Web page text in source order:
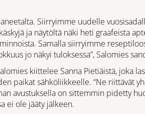
Siirryimme uudelle
ja näytöltä näki heti graafeista
Samalla siirryimme
jo näkyi tuloksessa”, Salomies
kiittelee Sanna Pietiäistä, joka
paikat sähköliikkeelle. “Ne riittävät
avustuksella on sittemmin pidetty
ei ole jääty jälkeen.